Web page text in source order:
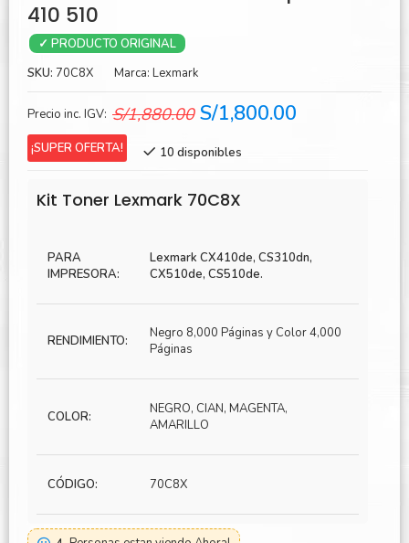
410 510
✓ PRODUCTO ORIGINAL
SKU: 70C8X Marca: Lexmark
Precio inc. IGV: S/1,880.00 El
original
S/1,880.00.
S/1,800.00
¡SUPER OFERTA! 10 disponibles
Kit Toner Lexmark 70C8X
PARA
IMPRESORA:
Lexmark CX410de, CS310dn,
CX510de, CS510de.
RENDIMIENTO:
Negro 8,000 Páginas y Color 4,000
Páginas
COLOR:
NEGRO, CIAN, MAGENTA,
AMARILLO
CÓDIGO: 70C8X